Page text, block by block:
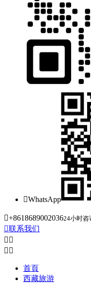
WhatsApp
+861868900203624小时咨
联系我们
 
 
首頁
西藏旅游